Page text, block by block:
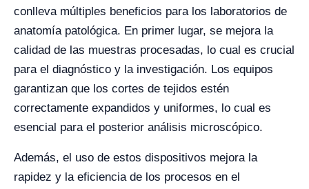
conlleva múltiples beneficios para los laboratorios de
anatomía patológica. En primer lugar, se mejora la
calidad de las muestras procesadas, lo cual es crucial
para el diagnóstico y la investigación. Los equipos
garantizan que los cortes de tejidos estén
correctamente expandidos y uniformes, lo cual es
esencial para el posterior análisis microscópico.
Además, el uso de estos dispositivos mejora la
rapidez y la eficiencia de los procesos en el